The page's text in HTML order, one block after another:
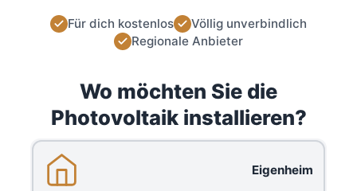
Für dich kostenlos
Völlig unverbindlich
Regionale Anbieter
Wo möchten Sie die
Photovoltaik installieren?
Eigenheim